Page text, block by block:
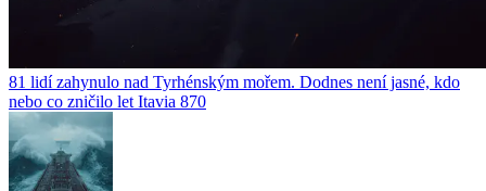
81 lidí zahynulo nad Tyrhénským mořem. Dodnes není jasné, kdo
nebo co zničilo let Itavia 870